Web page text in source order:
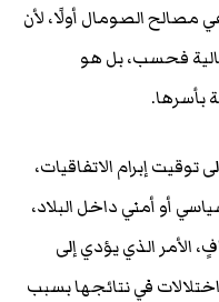
مصالح الصومال أولًا، لأن
فحسب، بل هو
إبرام الاتفاقيات،
أو أمني داخل البلاد،
الذي يؤدي إلى
في نتائجها بسبب